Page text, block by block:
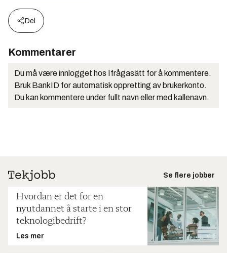
Del
Kommentarer
Du må være innlogget hos Ifrågasätt for å kommentere.
Bruk BankID for automatisk oppretting av brukerkonto.
Du kan kommentere under fullt navn eller med kallenavn.
Se flere jobber
Hvordan er det for en
nyutdannet å starte i en stor
teknologibedrift?
Les mer